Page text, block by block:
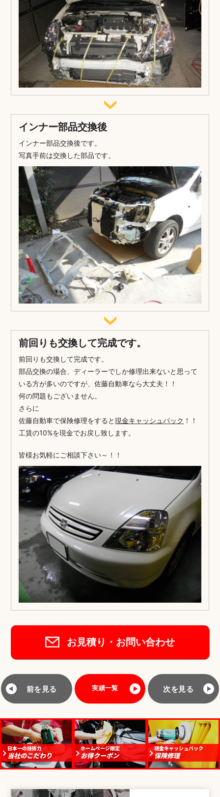
インナー部品交換後
インナー部品交換後です。
写真手前は交換した部品です。
前回りも交換して完成です。
前回りも交換して完成です。
部品交換の場合、ディーラーでしか修理出来ないと思って
いる方が多いのですが、佐藤自動車なら大丈夫！！
何の問題もございません。
さらに
佐藤自動車で保険修理をすると現金キャッシュバック ！！
工賃の10%を現金でお戻し致します。
皆様お気軽にご相談下さい～！！
お見積り・お問い合わせ
前を見る 実績一覧 次を見る
日本一の技術力
当社のこだわり
ホームページ限定
お得クーポン
現金キャッシュバック
保険修理